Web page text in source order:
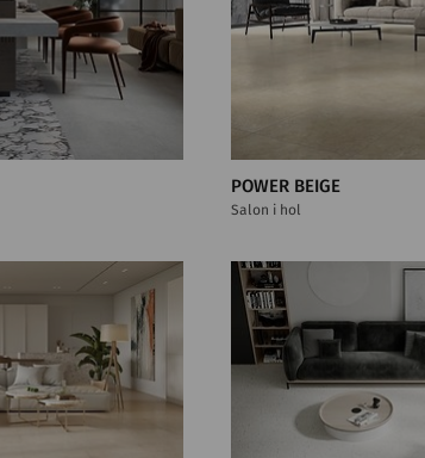
POWER BEIGE
Salon i hol